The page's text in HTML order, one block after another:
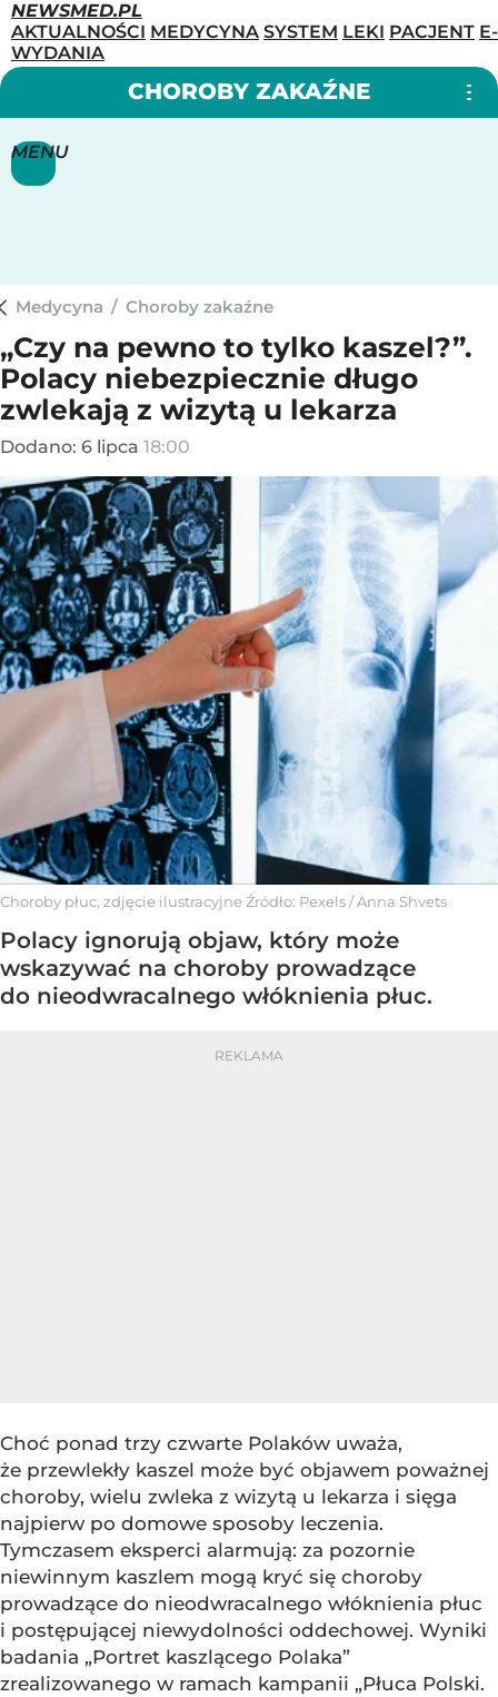
NEWSMED.PL
AKTUALNOŚCI MEDYCYNA SYSTEM LEKI PACJENT E-
WYDANIA
MENU
CHOROBY ZAKAŹNE
Medycyna / Choroby zakaźne
„Czy na pewno to tylko kaszel?”.
Polacy niebezpiecznie długo
zwlekają z wizytą u lekarza
Dodano: 6 lipca 18:00
Choroby płuc, zdjęcie ilustracyjne Źródło: Pexels/Anna Shvets
Polacy ignorują objaw, który może
wskazywać na choroby prowadzące
do nieodwracalnego włóknienia płuc.
Choć ponad trzy czwarte Polaków uważa,
że przewlekły kaszel może być objawem poważnej
choroby, wielu zwleka z wizytą u lekarza i sięga
najpierw po domowe sposoby leczenia.
Tymczasem eksperci alarmują: za pozornie
niewinnym kaszlem mogą kryć się choroby
prowadzące do nieodwracalnego włóknienia płuc
i postępującej niewydolności oddechowej. Wyniki
badania „Portret kaszlącego Polaka”
zrealizowanego w ramach kampanii „Płuca Polski.